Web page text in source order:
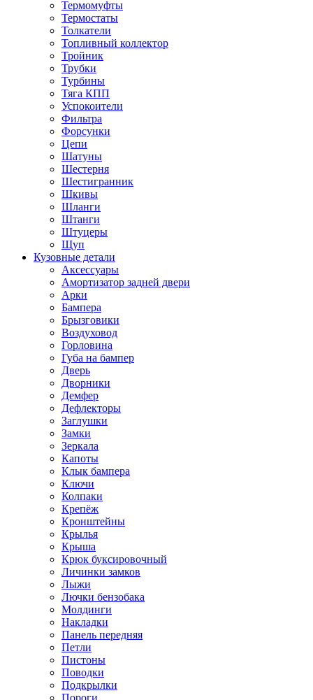
Термомуфты
Термостаты
Толкатели
Топливный коллектор
Тройник
Трубки
Турбины
Тяга КПП
Успокоители
Фильтра
Форсунки
Цепи
Шатуны
Шестерня
Шестигранник
Шкивы
Шланги
Штанги
Штуцеры
Щуп
Кузовные детали
Аксессуары
Амортизатор задней двери
Арки
Бампера
Брызговики
Воздуховод
Горловина
Губа на бампер
Дверь
Дворники
Демфер
Дефлекторы
Заглушки
Замки
Зеркала
Капоты
Клык бампера
Ключи
Колпаки
Крепёж
Кронштейны
Крылья
Крыша
Крюк буксировочный
Личинки замков
Лыжи
Лючки бензобака
Молдинги
Накладки
Панель передняя
Петли
Пистоны
Поводки
Подкрылки